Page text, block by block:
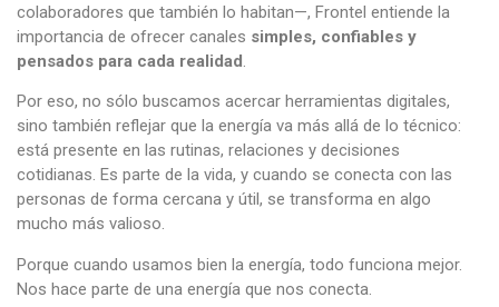
colaboradores que también lo habitan—, Frontel entiende la
importancia de ofrecer canales simples, confiables y
pensados para cada realidad.
Por eso, no sólo buscamos acercar herramientas digitales,
sino también reflejar que la energía va más allá de lo técnico:
está presente en las rutinas, relaciones y decisiones
cotidianas. Es parte de la vida, y cuando se conecta con las
personas de forma cercana y útil, se transforma en algo
mucho más valioso.
Porque cuando usamos bien la energía, todo funciona mejor.
Nos hace parte de una energía que nos conecta.